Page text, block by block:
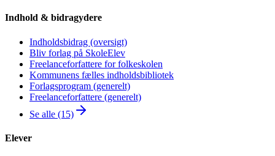
Indhold & bidragydere
Indholdsbidrag (oversigt)
Bliv forlag på SkoleElev
Freelanceforfattere for folkeskolen
Kommunens fælles indholdsbibliotek
Forlagsprogram (generelt)
Freelanceforfattere (generelt)
Se alle (15)
Elever